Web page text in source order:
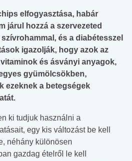
elfogyasztása, habár
járul hozzá a szervezeted
és a diabétesszel
igazolják, hogy azok az
és ásványi anyagok,
gyümölcsökben,
ezeknek a betegségek
ki tudjuk használni a
egy kis változást be kell
néhány különösen
gazdag ételről le kell